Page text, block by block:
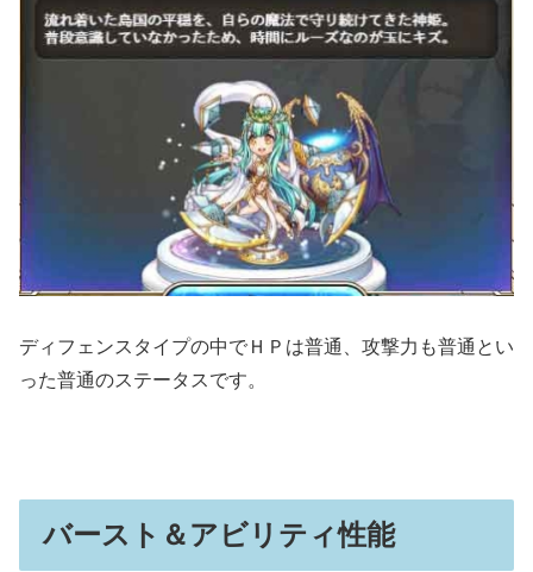
ディフェンスタイプの中でＨＰは普通、攻撃力も普通とい
った普通のステータスです。
バースト＆アビリティ性能